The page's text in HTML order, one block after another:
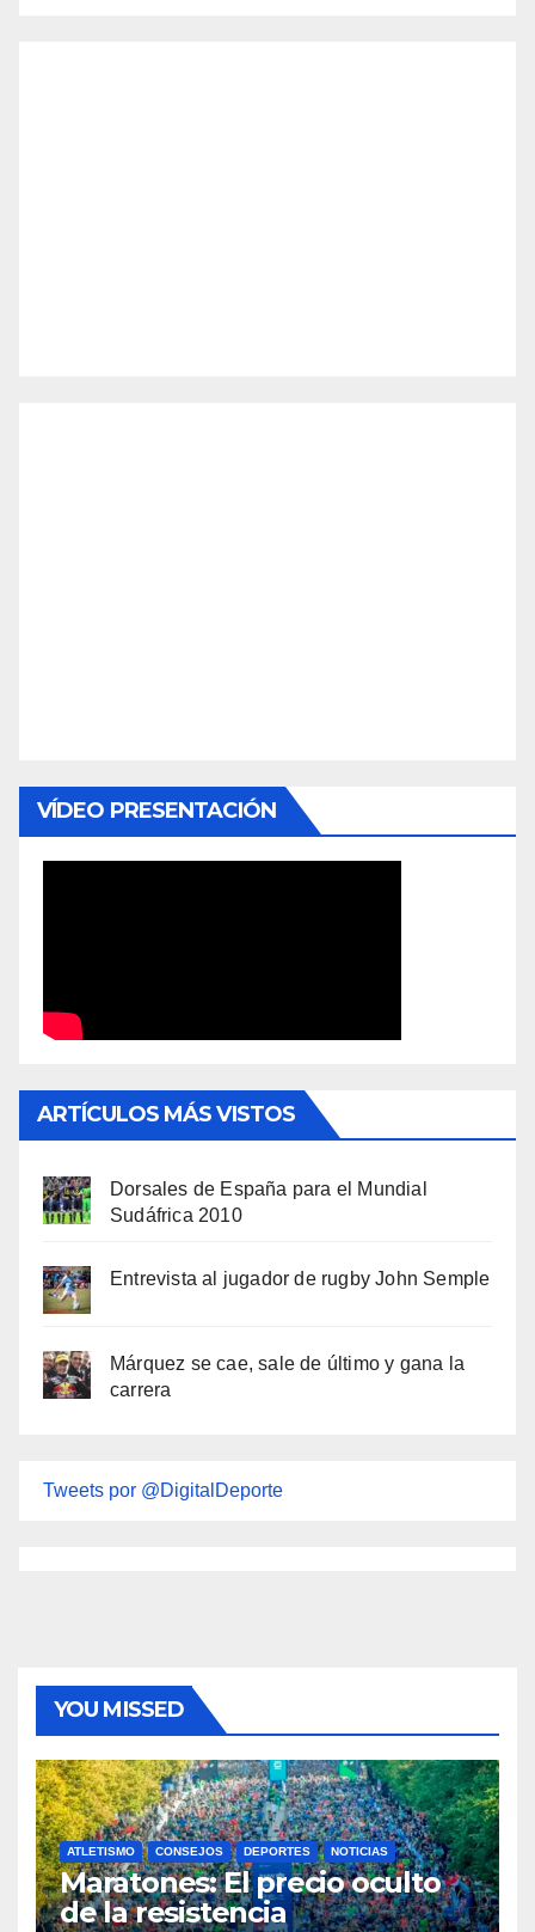
VÍDEO PRESENTACIÓN
ARTÍCULOS MÁS VISTOS
Dorsales de España para el Mundial
Sudáfrica 2010
Entrevista al jugador de rugby John Semple
Márquez se cae, sale de último y gana la
carrera
Tweets por @DigitalDeporte
YOU MISSED
ATLETISMO CONSEJOS DEPORTES NOTICIAS
Maratones: El precio oculto
de la resistencia